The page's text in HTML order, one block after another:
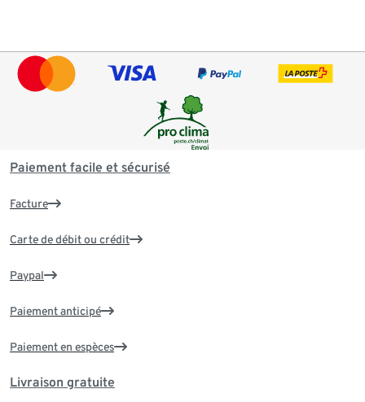
Paiement facile et sécurisé
Facture
Carte de débit ou crédit
Paypal
Paiement anticipé
Paiement en espèces
Livraison gratuite